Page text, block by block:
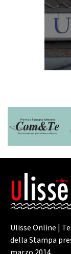
Ulisse Online |
della Stampa